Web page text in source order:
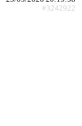
#3242922